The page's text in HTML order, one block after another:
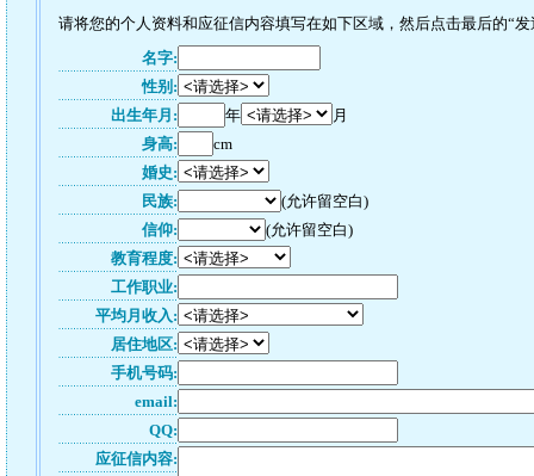
请将您的个人资料和应征信内容填写在如下区域，然后点击最后的“
名字:
性别:
出生年月:
年
月
身高:
cm
婚史:
民族:
(允许留空白)
信仰:
(允许留空白)
教育程度:
工作职业:
平均月收入:
居住地区:
手机号码:
email:
QQ:
应征信内容: